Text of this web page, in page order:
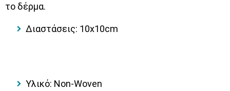
το δέρμα.
Διαστάσεις: 10x10cm
Υλικό: Non-Woven